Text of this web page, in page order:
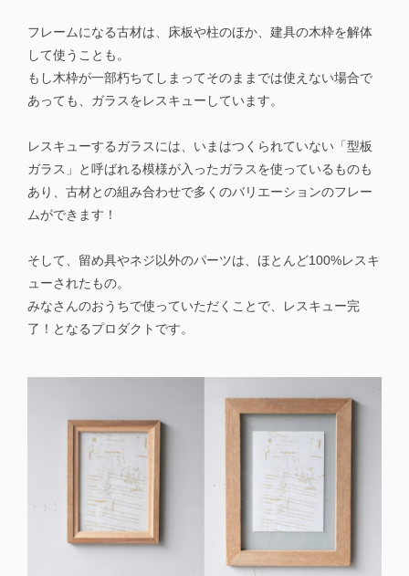
フレームになる古材は、床板や柱のほか、建具の木枠を解体
して使うことも。
もし木枠が一部朽ちてしまってそのままでは使えない場合で
あっても、ガラスをレスキューしています。
レスキューするガラスには、いまはつくられていない「型板
ガラス」と呼ばれる模様が入ったガラスを使っているものも
あり、古材との組み合わせで多くのバリエーションのフレー
ムができます！
そして、留め具やネジ以外のパーツは、ほとんど100%レスキ
ューされたもの。
みなさんのおうちで使っていただくことで、レスキュー完
了！となるプロダクトです。